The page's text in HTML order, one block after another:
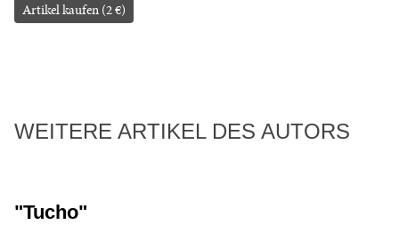
Artikel kaufen (2 €)
WEITERE ARTIKEL DES AUTORS
"Tucho"